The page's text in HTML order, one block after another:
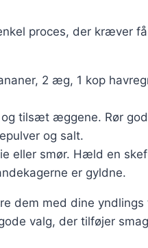
proces, der kræver
2 æg, 1 kop
tilsæt æggene. Rør
og salt.
eller smør. Hæld en
er gyldne.
dem med dine
valg, der tilføjer